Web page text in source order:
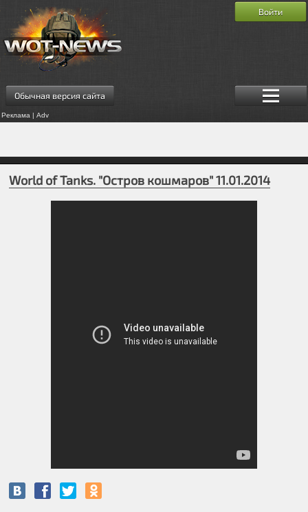
Обычная версия сайта
Реклама | Adv
Войти
World of Tanks. "Остров кошмаров" 11.01.2014